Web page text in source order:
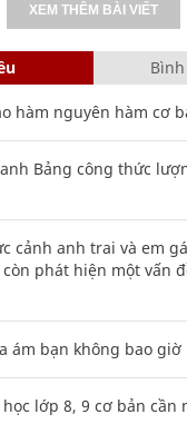
XEM THÊM BÀI VIẾT
hàm nguyên hàm cơ
Bảng công thức
cảnh anh trai và em
phát hiện một vấn
ám bạn không bao giờ
lớp 8, 9 cơ bản cần